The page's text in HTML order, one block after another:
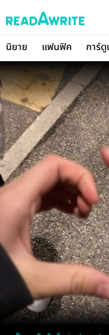
นิยาย แฟนฟิค การ์